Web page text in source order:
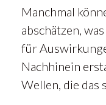
Manchmal
abschätzen,
für
Nachhinein
Wellen, die das